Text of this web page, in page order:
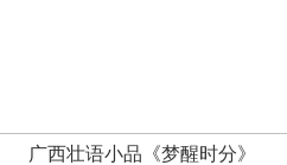
广西壮语小品《梦醒时分》